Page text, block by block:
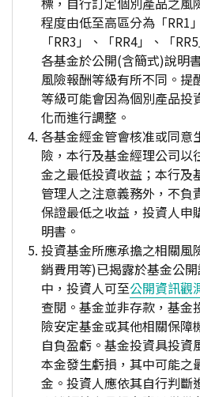
程度由低至高區分為「RR1
「RR3」、「RR4」、「
各基金於公開(含簡式)說明
風險報酬等級有所不同。提
等級可能會因為個別產品投
化而進行調整。
各基金經金管會核准或同意
險，本行及基金經理公司以
金之最低投資收益；本行及
管理人之注意義務外，不負
保證最低之收益，投資人申
明書。
投資基金所應承擔之相關風
銷費用等)已揭露於基金公
中，投資人可至公開資訊觀
查閱。基金並非存款，基金
險安定基金或其他相關保障
自負盈虧。基金投資具投資
本金發生虧損，其中可能之
金。投資人應依其自行判斷